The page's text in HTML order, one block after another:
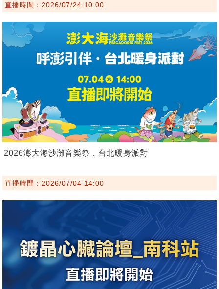
直播時間：2026/07/24 10:00
2026澎大海沙灘音樂祭．台北暖身派對
直播時間：2026/07/04 14:00